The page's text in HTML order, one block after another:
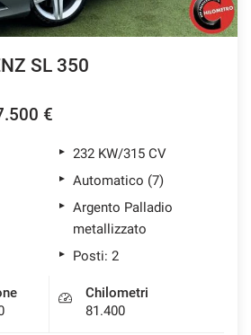
SL 350
€
232 KW/315 CV
Automatico (7)
Argento Palladio
metallizzato
Posti: 2
Chilometri
81.400